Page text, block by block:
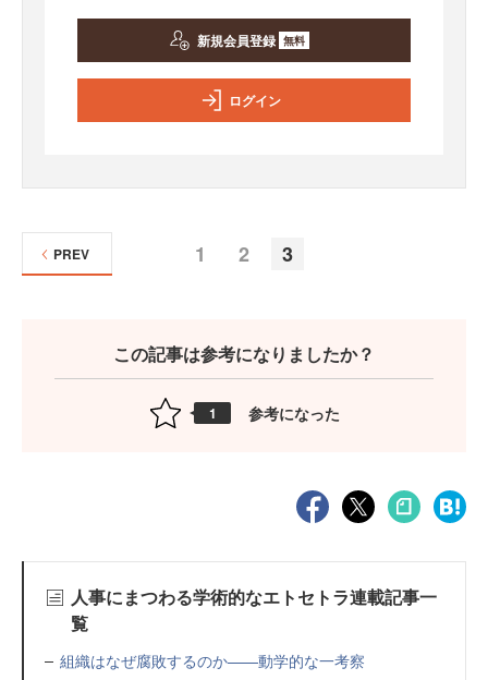
新規会員登録 無料
ログイン
1 2 3
PREV
この記事は参考になりましたか？
1 参考になった
人事にまつわる学術的なエトセトラ連載記事一
覧
組織はなぜ腐敗するのか——動学的な一考察